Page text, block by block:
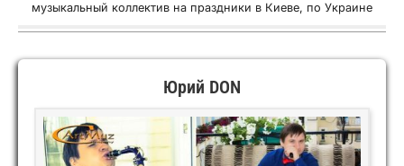
музыкальный коллектив на праздники в Киеве, по Украине
Юрий DON